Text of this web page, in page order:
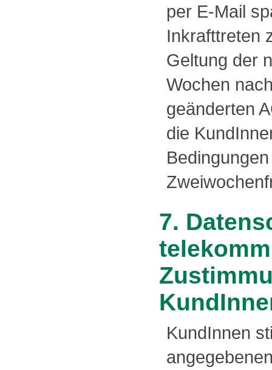
per E-Mail
Inkrafttreten
Geltung der
Wochen
geänderten
die
7.
KundInnen